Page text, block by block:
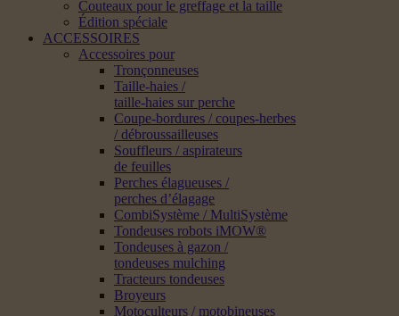
Couteaux pour le greffage et la taille
Édition spéciale
ACCESSOIRES
Accessoires pour
Tronçonneuses
Taille-haies /
taille-haies sur perche
Coupe-bordures / coupes-herbes
/ débroussailleuses
Souffleurs / aspirateurs
de feuilles
Perches élagueuses /
perches d’élagage
CombiSystème / MultiSystème
Tondeuses robots iMOW®
Tondeuses à gazon /
tondeuses mulching
Tracteurs tondeuses
Broyeurs
Motoculteurs / motobineuses